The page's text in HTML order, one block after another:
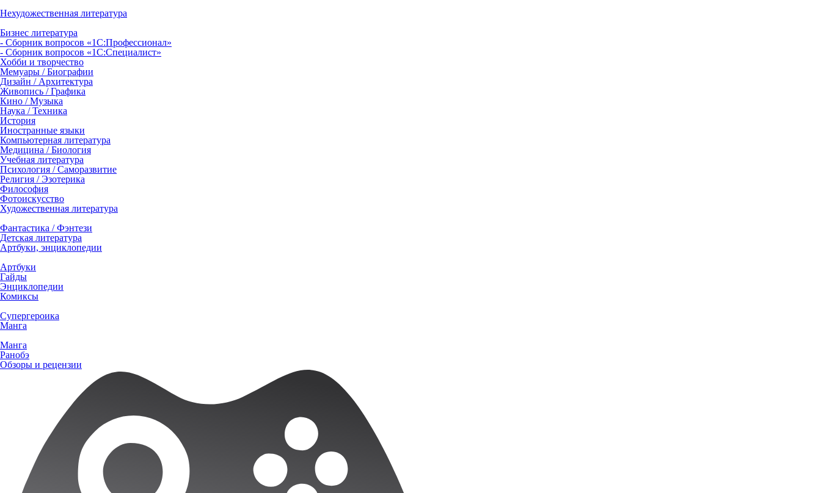
Нехудожественная литература
Бизнес литература
- Сборник вопросов «1С:Профессионал»
- Сборник вопросов «1С:Специалист»
Хобби и творчество
Мемуары / Биографии
Дизайн / Архитектура
Живопись / Графика
Кино / Музыка
Наука / Техника
История
Иностранные языки
Компьютерная литература
Медицина / Биология
Учебная литература
Психология / Саморазвитие
Религия / Эзотерика
Философия
Фотоискусство
Художественная литература
Фантастика / Фэнтези
Детская литература
Артбуки, энциклопедии
Артбуки
Гайды
Энциклопедии
Комиксы
Супергероика
Манга
Манга
Ранобэ
Обзоры и рецензии